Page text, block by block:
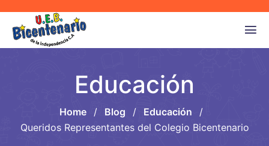
Educación
Home / Blog / Educación
/
Queridos Representantes del Colegio Bicentenario